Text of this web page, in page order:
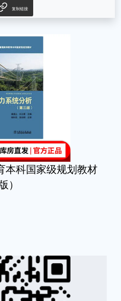
复制链接
本科国家级规划教材
）